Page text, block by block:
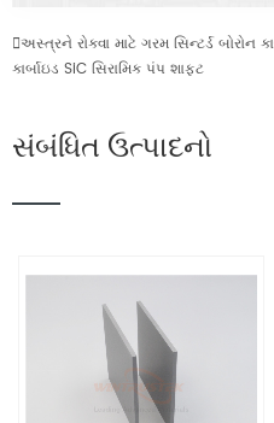
અસ્ત્રને રોકવા માટે ગરમ સિન્ટર્ડ બોરોન
કાર્બાઇડ SiC સિરામિક પંપ શાફ્ટ
સંબંધિત ઉત્પાદનો